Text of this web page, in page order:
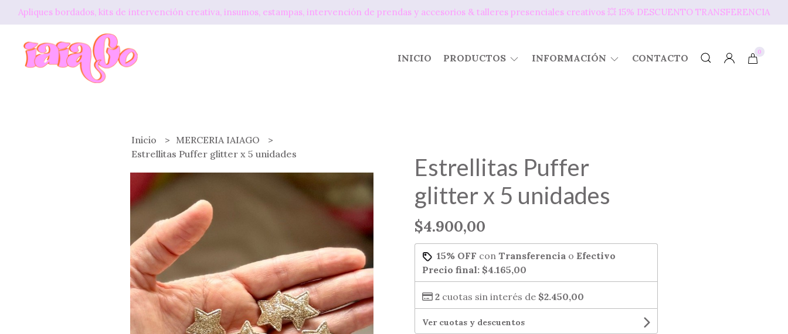
Apliques bordados, kits de intervención creativa, insumos, estampas, intervención de prendas y accesorios & talleres presenciales creativos 💥​ 15% DESCUENTO TRANSFERENCIA
INICIO PRODUCTOS INFORMACIÓN CONTACTO
0
Inicio
MERCERIA IAIAGO
Estrellitas Puffer glitter x 5 unidades
Estrellitas Puffer
glitter x 5 unidades
$4.900,00
15% OFF con Transferenciao Efectivo
Precio final: $4.165,00
2cuotas sin interés de $2.450,00
Ver cuotas y descuentos